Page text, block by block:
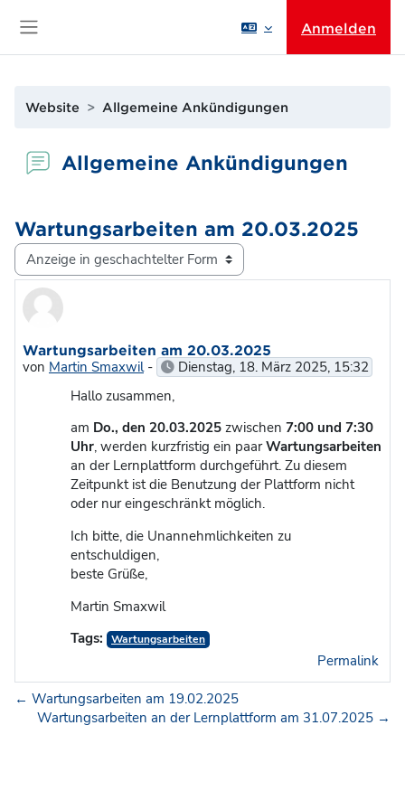
Anmelden
Website Allgemeine Ankündigungen
Allgemeine Ankündigungen
Wartungsarbeiten am 20.03.2025
Anzeigemodus
Wartungsarbeiten am 20.03.2025
von Martin Smaxwil- Dienstag, 18. März 2025, 15:32
Hallo zusammen,
am Do., den 20.03.2025 zwischen 7:00 und 7:30
Uhr, werden kurzfristig ein paarWartungsarbeiten
an der Lernplattform durchgeführt. Zu diesem
Zeitpunkt ist die Benutzung der Plattform nicht
oder nur eingeschränkt möglich.
Ich bitte, die Unannehmlichkeiten zu
entschuldigen,
beste Grüße,
Martin Smaxwil
Tags: Wartungsarbeiten
Permalink
← Wartungsarbeiten am 19.02.2025
Wartungsarbeiten an der Lernplattform am 31.07.2025 →